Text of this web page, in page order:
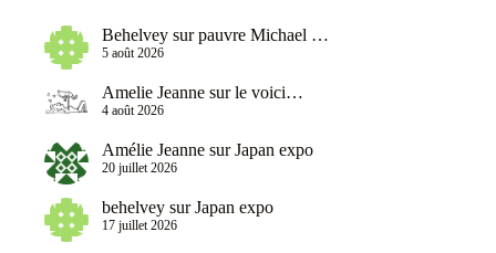
Behelvey surpauvre Michael …
5 août 2026
Amelie Jeanne surle voici…
4 août 2026
Amélie Jeanne surJapan expo
20 juillet 2026
behelvey surJapan expo
17 juillet 2026